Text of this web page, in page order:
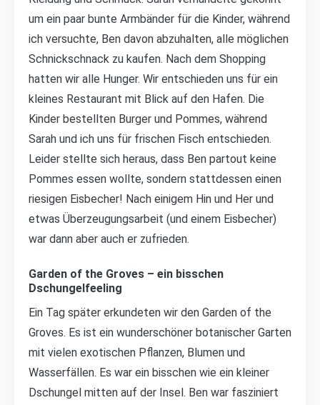
um ein paar bunte Armbänder für die Kinder, während
ich versuchte, Ben davon abzuhalten, alle möglichen
Schnickschnack zu kaufen. Nach dem Shopping
hatten wir alle Hunger. Wir entschieden uns für ein
kleines Restaurant mit Blick auf den Hafen. Die
Kinder bestellten Burger und Pommes, während
Sarah und ich uns für frischen Fisch entschieden.
Leider stellte sich heraus, dass Ben partout keine
Pommes essen wollte, sondern stattdessen einen
riesigen Eisbecher! Nach einigem Hin und Her und
etwas Überzeugungsarbeit (und einem Eisbecher)
war dann aber auch er zufrieden.
Garden of the Groves – ein bisschen
Dschungelfeeling
Ein Tag später erkundeten wir den Garden of the
Groves. Es ist ein wunderschöner botanischer Garten
mit vielen exotischen Pflanzen, Blumen und
Wasserfällen. Es war ein bisschen wie ein kleiner
Dschungel mitten auf der Insel. Ben war fasziniert